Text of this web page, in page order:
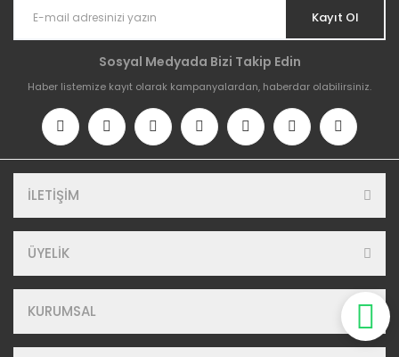
Kayıt Ol
Sosyal Medyada Bizi Takip Edin
Haber listemize kayıt olarak kampanyalardan, haberdar olabilirsiniz.
İLETİŞİM
ÜYELİK
KURUMSAL